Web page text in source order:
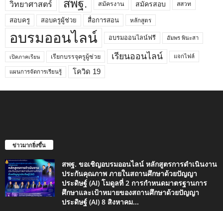
วิทยาศาสตร์ สพฐ. สมัครงาน สมัครสอบ สสวท
สอบครู สอบครูผู้ช่วย สื่อการสอน หลักสูตร
อบรมออนไลน์ อบรมออนไลน์ฟรี อัมพร พินะสา
เปิดภาคเรียน เรียกบรรจุครูผู้ช่วย เรียนออนไลน์ แจกไฟล์
แผนการจัดการเรียนรู้ โควิด 19
ข่าวมากยิ่งขึ้น
สพฐ. ขอเชิญอบรมออนไลน์ หลักสูตรการดำเนินงาน
ประกันคุณภาพ ภายในสถานศึกษาด้วยปัญญา
ประดิษฐ์ (AI) โมดูลที่ 2 การกำหนดมาตรฐานการ
ศึกษาและเป้าหมายของสถานศึกษาด้วยปัญญา
ประดิษฐ์ (AI) 8 สิงหาคม...